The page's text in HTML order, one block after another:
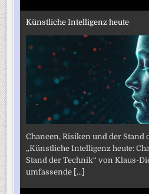
Künstliche Intelligenz heute
Chancen, Risiken und der Stand
„Künstliche Intelligenz heute:
Stand der Technik“ von Klaus-
umfassende [...]